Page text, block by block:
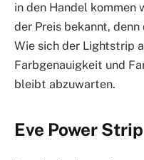
in den Handel kommen
der Preis bekannt,
Wie sich der Lightstrip
Farbgenauigkeit und
bleibt abzuwarten.
Eve Power Strip